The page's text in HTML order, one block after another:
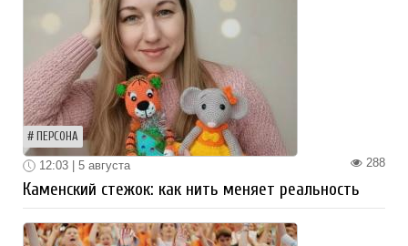
ПЕРСОНА
288
12:03 | 5 августа
Каменский стежок: как нить меняет реальность